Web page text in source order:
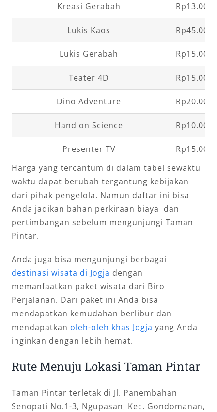
Kreasi Gerabah
Lukis Kaos
Lukis Gerabah
Teater 4D
Dino Adventure
Hand on Science
Presenter TV
Harga yang tercantum di dalam tabel sewaktu
waktu dapat berubah tergantung kebijakan
dari pihak pengelola. Namun daftar ini bisa
Anda jadikan bahan perkiraan biaya dan
pertimbangan sebelum mengunjungi Taman
Pintar.
Anda juga bisa mengunjungi berbagai
destinasi wisata di Jogja dengan
memanfaatkan paket wisata dari Biro
Perjalanan. Dari paket ini Anda bisa
mendapatkan kemudahan berlibur dan
mendapatkan oleh-oleh khas Jogja yang Anda
inginkan dengan lebih hemat.
Rute Menuju Lokasi Taman Pintar
Taman Pintar terletak di Jl. Panembahan
Senopati No.1-3, Ngupasan, Kec. Gondomanan,